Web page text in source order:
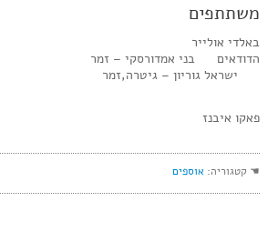
משתתפים
באלדי אולייר
הדודאים בני אמדורסקי – זמר
ישראל גוריון – גיטרה,זמר
פאקו איבנז
☚ קטגוריה: אוספים